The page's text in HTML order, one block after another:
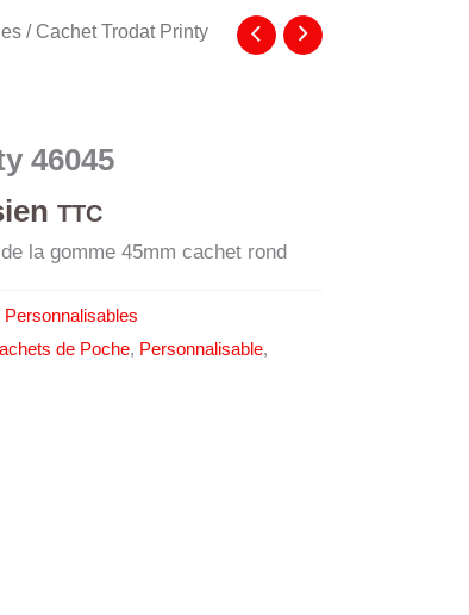
/ Cachet Trodat Printy
46045
TTC
la gomme 45mm cachet rond
de Poche, Personnalisable,